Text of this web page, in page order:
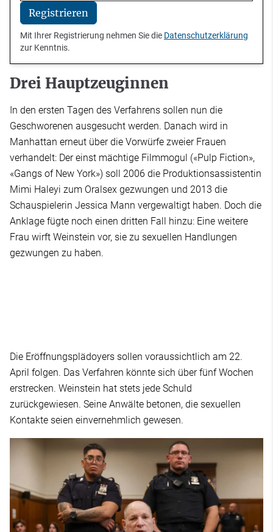
Registrieren
Mit Ihrer Registrierung nehmen Sie die Datenschutzerklärung
zur Kenntnis.
Drei Hauptzeuginnen
In den ersten Tagen des Verfahrens sollen nun die
Geschworenen ausgesucht werden. Danach wird in
Manhattan erneut über die Vorwürfe zweier Frauen
verhandelt: Der einst mächtige Filmmogul («Pulp Fiction»,
«Gangs of New York») soll 2006 die Produktionsassistentin
Mimi Haleyi zum Oralsex gezwungen und 2013 die
Schauspielerin Jessica Mann vergewaltigt haben. Doch die
Anklage fügte noch einen dritten Fall hinzu: Eine weitere
Frau wirft Weinstein vor, sie zu sexuellen Handlungen
gezwungen zu haben.
Die Eröffnungsplädoyers sollen voraussichtlich am 22.
April folgen. Das Verfahren könnte sich über fünf Wochen
erstrecken. Weinstein hat stets jede Schuld
zurückgewiesen. Seine Anwälte betonen, die sexuellen
Kontakte seien einvernehmlich gewesen.